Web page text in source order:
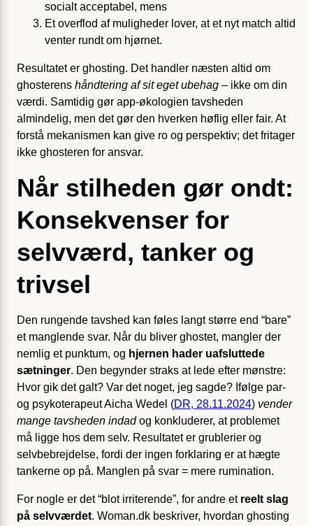
socialt acceptabel, mens
Et overflod af muligheder lover, at et nyt match altid
venter rundt om hjørnet.
Resultatet er ghosting. Det handler næsten altid om
ghosterens håndtering af sit eget ubehag – ikke om din
værdi. Samtidig gør app-økologien tavsheden
almindelig, men det gør den hverken høflig eller fair. At
forstå mekanismen kan give ro og perspektiv; det fritager
ikke ghosteren for ansvar.
Når stilheden gør ondt:
Konsekvenser for
selvværd, tanker og
trivsel
Den rungende tavshed kan føles langt større end “bare”
et manglende svar. Når du bliver ghostet, mangler der
nemlig et punktum, og hjernen hader uafsluttede
sætninger. Den begynder straks at lede efter mønstre:
Hvor gik det galt? Var det noget, jeg sagde? Ifølge par-
og psykoterapeut Aicha Wedel (DR, 28.11.2024) vender
mange tavsheden indadog konkluderer, at problemet
må ligge hos dem selv. Resultatet er grublerier og
selvbebrejdelse, fordi der ingen forklaring er at hægte
tankerne op på. Manglen på svar = mere rumination.
For nogle er det “blot irriterende”, for andre et reelt slag
på selvværdet. Woman.dk beskriver, hvordan ghosting